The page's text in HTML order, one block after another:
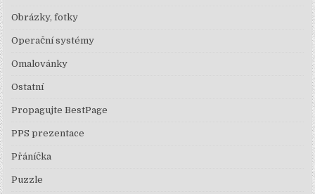
Obrázky, fotky
Operační systémy
Omalovánky
Ostatní
Propagujte BestPage
PPS prezentace
Přáníčka
Puzzle